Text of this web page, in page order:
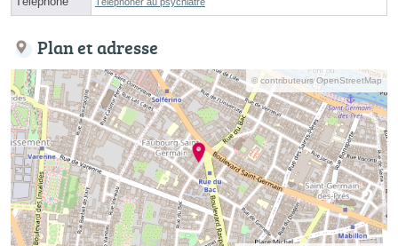
Plan et adresse
© contributeurs OpenStreetMap